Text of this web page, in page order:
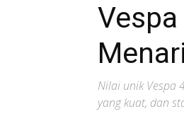
Nilai unik Vespa
yang kuat, dan